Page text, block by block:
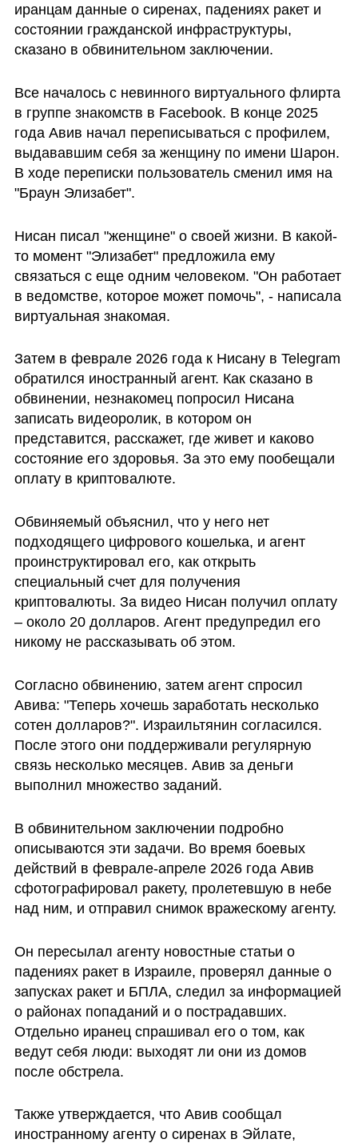
иранцам данные о сиренах, падениях ракет и
состоянии гражданской инфраструктуры,
сказано в обвинительном заключении.
Все началось с невинного виртуального флирта
в группе знакомств в Facebook. В конце 2025
года Авив начал переписываться с профилем,
выдававшим себя за женщину по имени Шарон.
В ходе переписки пользователь сменил имя на
"Браун Элизабет".
Нисан писал "женщине" о своей жизни. В какой-
то момент "Элизабет" предложила ему
связаться с еще одним человеком. "Он работает
в ведомстве, которое может помочь", - написала
виртуальная знакомая.
Затем в феврале 2026 года к Нисану в Telegram
обратился иностранный агент. Как сказано в
обвинении, незнакомец попросил Нисана
записать видеоролик, в котором он
представится, расскажет, где живет и каково
состояние его здоровья. За это ему пообещали
оплату в криптовалюте.
Обвиняемый объяснил, что у него нет
подходящего цифрового кошелька, и агент
проинструктировал его, как открыть
специальный счет для получения
криптовалюты. За видео Нисан получил оплату
– около 20 долларов. Агент предупредил его
никому не рассказывать об этом.
Согласно обвинению, затем агент спросил
Авива: "Теперь хочешь заработать несколько
сотен долларов?". Израильтянин согласился.
После этого они поддерживали регулярную
связь несколько месяцев. Авив за деньги
выполнил множество заданий.
В обвинительном заключении подробно
описываются эти задачи. Во время боевых
действий в феврале-апреле 2026 года Авив
сфотографировал ракету, пролетевшую в небе
над ним, и отправил снимок вражескому агенту.
Он пересылал агенту новостные статьи о
падениях ракет в Израиле, проверял данные о
запусках ракет и БПЛА, следил за информацией
о районах попаданий и о пострадавших.
Отдельно иранец спрашивал его о том, как
ведут себя люди: выходят ли они из домов
после обстрела.
Также утверждается, что Авив сообщал
иностранному агенту о сиренах в Эйлате,